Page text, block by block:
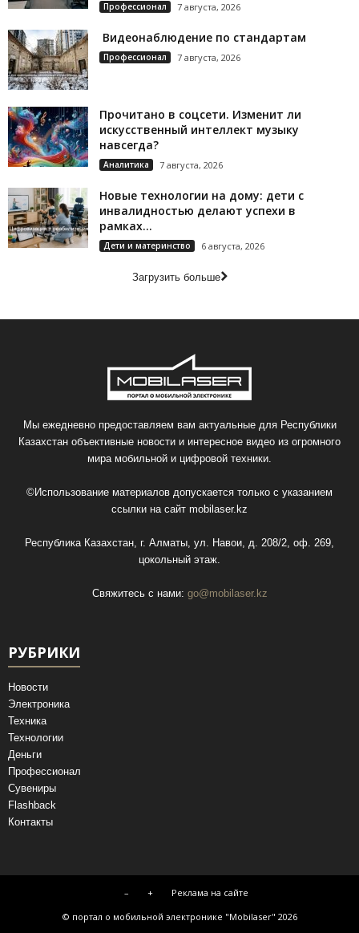
Профессионал 7 августа, 2026
Видеонаблюдение по стандартам
Профессионал 7 августа, 2026
Прочитано в соцсети. Изменит ли
искусственный интеллект музыку
навсегда?
Аналитика 7 августа, 2026
Новые технологии на дому: дети с
инвалидностью делают успехи в
рамках...
Дети и материнство 6 августа, 2026
Загрузить больше
Мы ежедневно предоставляем вам актуальные для Республики
Казахстан объективные новости и интересное видео из огромного
мира мобильной и цифровой техники.
©Использование материалов допускается только с указанием
ссылки на сайт mobilaser.kz
Республика Казахстан, г. Алматы, ул. Навои, д. 208/2, оф. 269,
цокольный этаж.
Свяжитесь с нами: go@mobilaser.kz
РУБРИКИ
Новости
Электроника
Техника
Технологии
Деньги
Профессионал
Сувениры
Flashback
Контакты
– +
Реклама на сайте
© портал о мобильной электронике "Mobilaser" 2026